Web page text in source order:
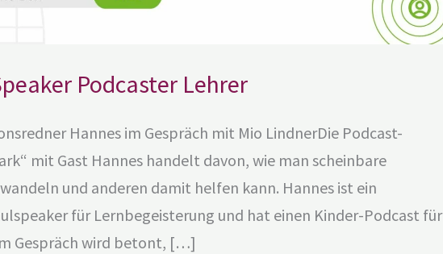
Podcaster Lehrer
Hannes im Gespräch mit Mio LindnerDie Podcast-
mit Gast Hannes handelt davon, wie man scheinbare
und anderen damit helfen kann. Hannes ist ein
für Lernbegeisterung und hat einen Kinder-Podcast für
Gespräch wird betont, […]